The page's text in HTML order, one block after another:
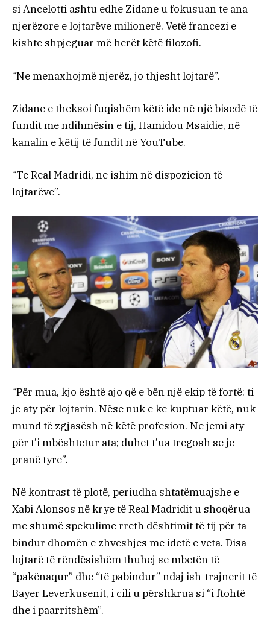
si Ancelotti ashtu edhe Zidane u fokusuan te ana
njerëzore e lojtarëve milionerë. Vetë francezi e
kishte shpjeguar më herët këtë filozofi.
“Ne menaxhojmë njerëz, jo thjesht lojtarë”.
Zidane e theksoi fuqishëm këtë ide në një bisedë të
fundit me ndihmësin e tij, Hamidou Msaidie, në
kanalin e këtij të fundit në YouTube.
“Te Real Madridi, ne ishim në dispozicion të
lojtarëve”.
“Për mua, kjo është ajo që e bën një ekip të fortë: ti
je aty për lojtarin. Nëse nuk e ke kuptuar këtë, nuk
mund të zgjasësh në këtë profesion. Ne jemi aty
për t’i mbështetur ata; duhet t’ua tregosh se je
pranë tyre”.
Në kontrast të plotë, periudha shtatëmuajshe e
Xabi Alonsos në krye të Real Madridit u shoqërua
me shumë spekulime rreth dështimit të tij për ta
bindur dhomën e zhveshjes me idetë e veta. Disa
lojtarë të rëndësishëm thuhej se mbetën të
“pakënaqur” dhe “të pabindur” ndaj ish-trajnerit të
Bayer Leverkusenit, i cili u përshkrua si “i ftohtë
dhe i paarritshëm”.